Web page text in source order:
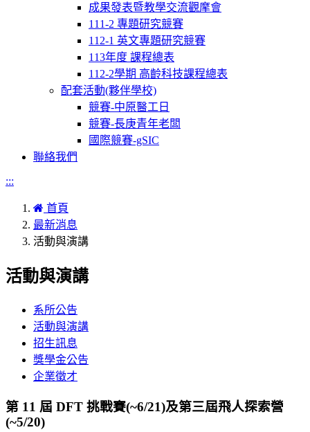
成果發表暨教學交流觀摩會
111-2 專題研究競賽
112-1 英文專題研究競賽
113年度 課程總表
112-2學期 高齡科技課程總表
配套活動(夥伴學校)
競賽-中原醫工日
競賽-長庚青年老闆
國際競賽-gSIC
聯絡我們
:::
首頁
最新消息
活動與演講
活動與演講
系所公告
活動與演講
招生訊息
獎學金公告
企業徵才
第 11 屆 DFT 挑戰賽(~6/21)及第三屆飛人探索營
(~5/20)